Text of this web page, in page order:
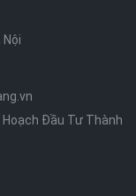
Hoạch Đầu Tư Thành